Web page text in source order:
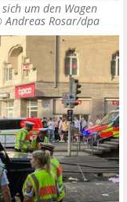
um den Wagen
Andreas Rosar/dpa